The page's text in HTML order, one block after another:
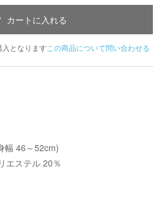
カートに入れる
入となります この商品について問い合わせる
幅 46～52cm)
エステル 20％